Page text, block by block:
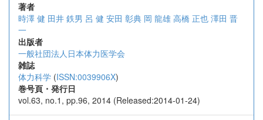
著者
時澤 健 田井 鉄男 呂 健 安田 彰典 岡 龍雄 高橋 正也 澤田 晋
一
出版者
一般社団法人日本体力医学会
雑誌
体力科学 (ISSN:0039906X)
巻号頁・発行日
vol.63, no.1, pp.96, 2014 (Released:2014-01-24)